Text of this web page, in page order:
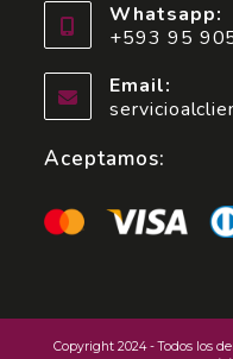
Whatsapp:
+593 95
Email:
Aceptamos:
Copyright 2024 - Todos los